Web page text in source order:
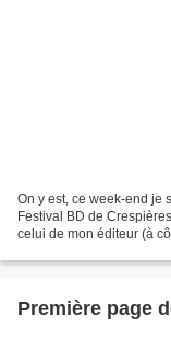
On y est, ce week-end je
Festival BD de
celui de mon éditeur (à
Première page